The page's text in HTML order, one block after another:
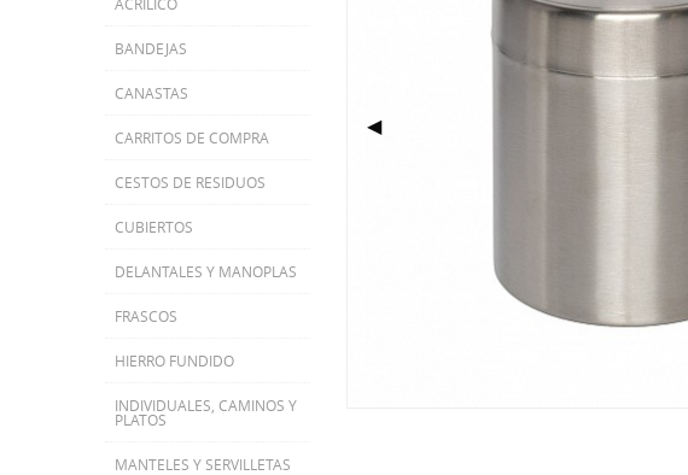
BANDEJAS
CANASTAS
CARRITOS DE COMPRA
CESTOS DE RESIDUOS
CUBIERTOS
DELANTALES Y MANOPLAS
FRASCOS
HIERRO FUNDIDO
INDIVIDUALES, CAMINOS Y
PLATOS
MANTELES Y SERVILLETAS
Previous Slide
◀